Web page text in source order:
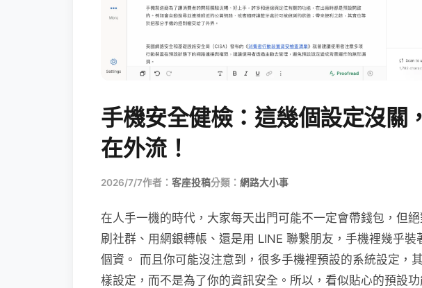
手機安全健檢：這幾個設定沒關
在外流！
2026/7/7作者： 客座投稿分類： 網路大小事
在人手一機的時代，大家每天出門可能不一定會帶錢包，但
刷社群、用網銀轉帳、還是用 LINE 聯繫朋友，手機裡幾乎
個資。 而且你可能沒注意到，很多手機裡預設的系統設定，
樣設定，而不是為了你的資訊安全。所以，看似貼心的預設